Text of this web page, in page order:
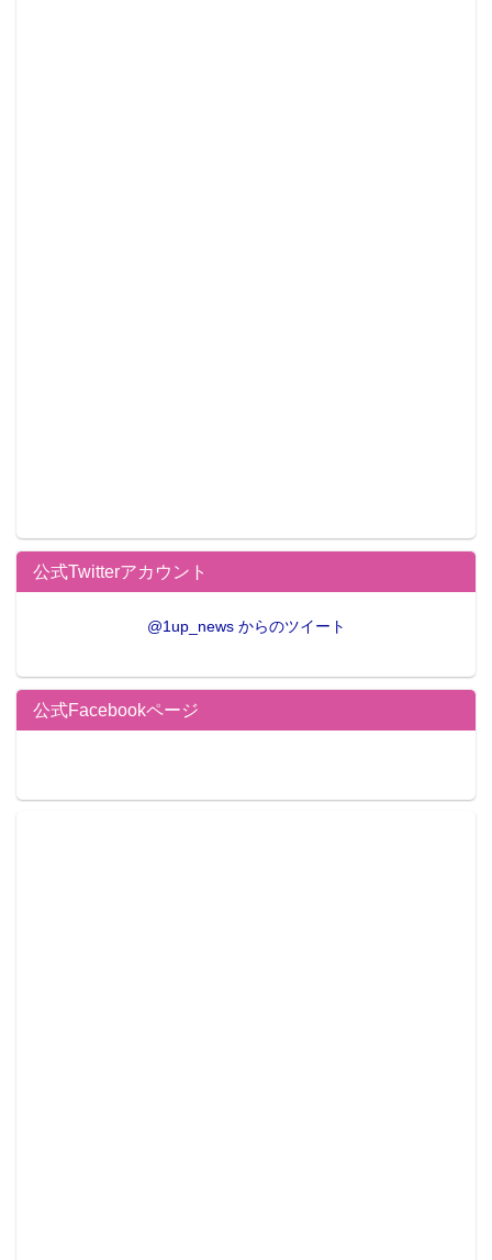
公式Twitterアカウント
@1up_news からのツイート
公式Facebookページ